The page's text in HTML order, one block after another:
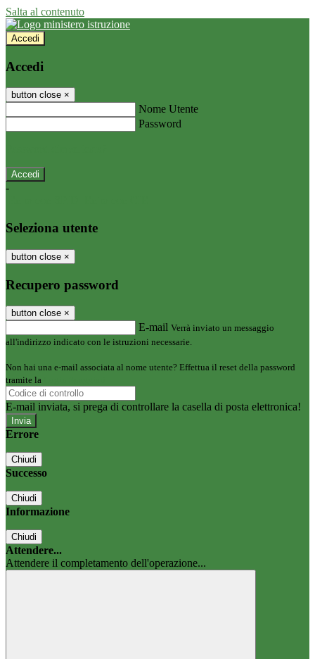
Salta al contenuto
Accedi
Accedi
button close ×
Nome Utente
Password
-
Seleziona utente
button close ×
Recupero password
button close ×
E-mail Verrà inviato un messaggio
all'indirizzo indicato con le istruzioni necessarie.
Non hai una e-mail associata al nome utente? Effettua il reset della password
tramite la
E-mail inviata, si prega di controllare la casella di posta elettronica!
Errore
Chiudi
Successo
Chiudi
Informazione
Chiudi
Attendere...
Attendere il completamento dell'operazione...